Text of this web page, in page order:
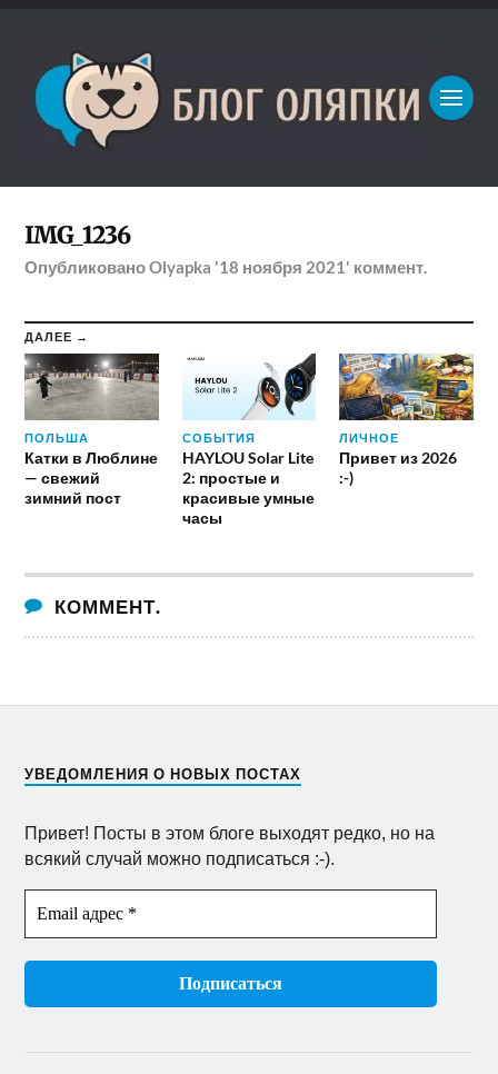
IMG_1236
ОпубликованоOlyapka '18 ноября 2021' коммент.
ДАЛЕЕ →
ПОЛЬША
Катки в Люблине
— свежий
зимний пост
СОБЫТИЯ
HAYLOU Solar Lite
2: простые и
красивые умные
часы
ЛИЧНОЕ
Привет из 2026
:-)
КОММЕНТ.
УВЕДОМЛЕНИЯ О НОВЫХ ПОСТАХ
Привет! Посты в этом блоге выходят редко, но на
всякий случай можно подписаться :-).